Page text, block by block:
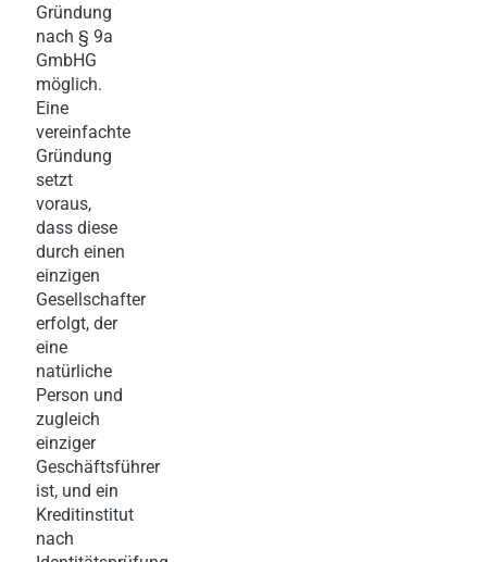
Gründung
nach § 9a
GmbHG
möglich.
Eine
vereinfachte
Gründung
setzt
voraus,
dass diese
durch einen
einzigen
Gesellschafter
erfolgt, der
eine
natürliche
Person und
zugleich
einziger
Geschäftsführer
ist, und ein
Kreditinstitut
nach